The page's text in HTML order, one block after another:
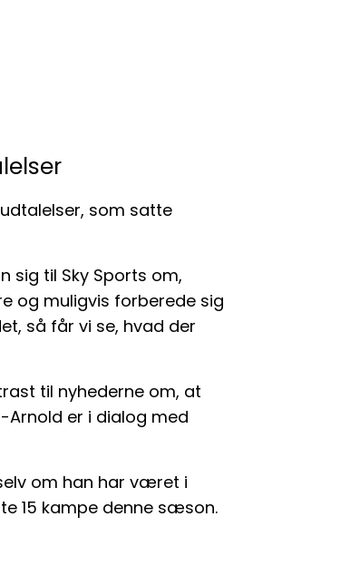
som satte
sig til Sky Sports om,
og muligvis forberede sig
så får vi se, hvad der
til nyhederne om, at
Arnold er i dialog med
om han har været i
15 kampe denne sæson.